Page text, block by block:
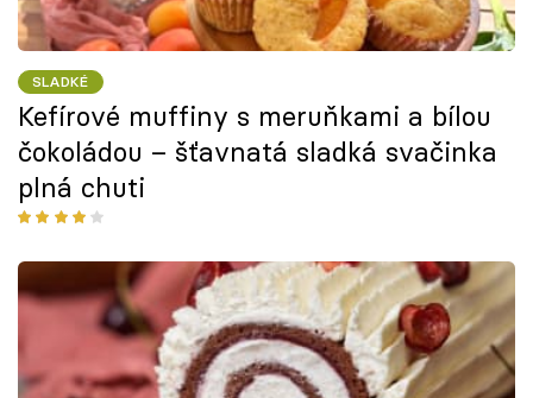
SLADKÉ
Kefírové muffiny s meruňkami a bílou
čokoládou – šťavnatá sladká svačinka
plná chuti